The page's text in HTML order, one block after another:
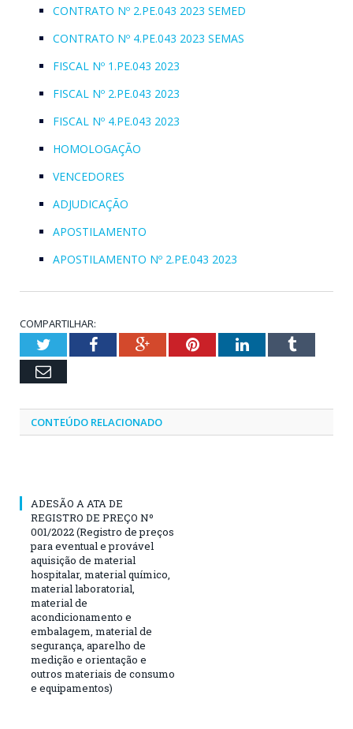
CONTRATO Nº 2.PE.043 2023 SEMED
CONTRATO Nº 4.PE.043 2023 SEMAS
FISCAL Nº 1.PE.043 2023
FISCAL Nº 2.PE.043 2023
FISCAL Nº 4.PE.043 2023
HOMOLOGAÇÃO
VENCEDORES
ADJUDICAÇÃO
APOSTILAMENTO
APOSTILAMENTO Nº 2.PE.043 2023
COMPARTILHAR:
TwitterFacebookGoogle+PinterestLinkedInTumblr
Email
CONTEÚDO RELACIONADO
ADESÃO A ATA DE
REGISTRO DE PREÇO Nº
001/2022 (Registro de preços
para eventual e provável
aquisição de material
hospitalar, material químico,
material laboratorial,
material de
acondicionamento e
embalagem, material de
segurança, aparelho de
medição e orientação e
outros materiais de consumo
e equipamentos)